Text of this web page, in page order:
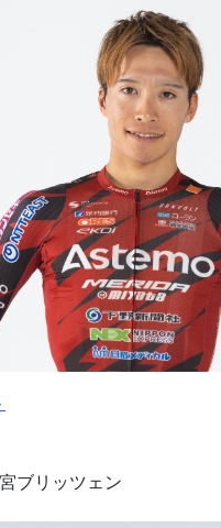
ブリッツェン